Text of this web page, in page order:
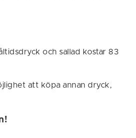
och sallad kostar 83
att köpa annan dryck,